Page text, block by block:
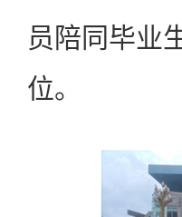
员陪同毕业
位。